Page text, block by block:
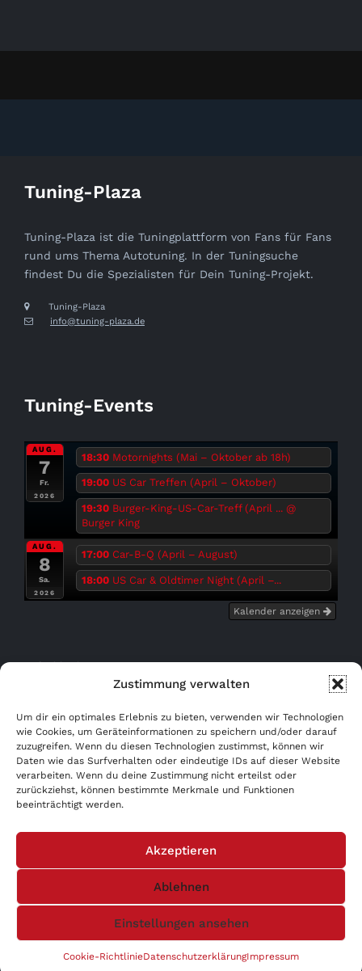
Zustimmung verwalten
Um dir ein optimales Erlebnis zu bieten, verwenden wir Technologien
wie Cookies, um Geräteinformationen zu speichern und/oder darauf
zuzugreifen. Wenn du diesen Technologien zustimmst, können wir
Daten wie das Surfverhalten oder eindeutige IDs auf dieser Website
verarbeiten. Wenn du deine Zustimmung nicht erteilst oder
zurückziehst, können bestimmte Merkmale und Funktionen
beeinträchtigt werden.
Akzeptieren
Ablehnen
Einstellungen ansehen
Cookie-RichtlinieDatenschutzerklärungImpressum
Tuning-Plaza
Tuning-Plaza ist die Tuningplattform von Fans für Fans
rund ums Thema Autotuning. In der Tuningsuche
findest Du die Spezialisten für Dein Tuning-Projekt.
Tuning-Plaza
info@tuning-plaza.de
Tuning-Events
AUG.
7
Fr.
2026
18:30 Motornights (Mai – Oktober ab 18h)
19:00 US Car Treffen (April – Oktober)
19:30 Burger-King-US-Car-Treff (April ... @
Burger King
AUG.
8
Sa.
2026
17:00 Car-B-Q (April – August)
18:00 US Car & Oldtimer Night (April –...
Kalender anzeigen
WERBUNG AB 0,- €!
AGB
Impressum